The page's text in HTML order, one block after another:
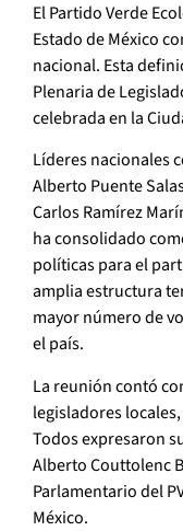
El Partido Verde
Estado de México
nacional. Esta
Plenaria de
celebrada en la
Líderes nacionales
Alberto Puente
Carlos Ramírez
ha consolidado
políticas para el
amplia estructura
mayor número de
el país.
La reunión contó
legisladores
Todos expresaron
Alberto Couttolenc
Parlamentario del
México.